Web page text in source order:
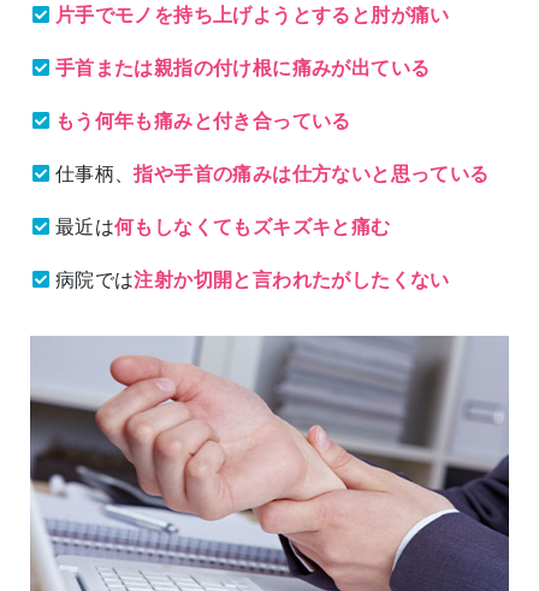
片手でモノを持ち上げようとすると肘が痛い
手首または親指の付け根に痛みが出ている
もう何年も痛みと付き合っている
仕事柄、指や手首の痛みは仕方ないと思っている
最近は何もしなくてもズキズキと痛む
病院では注射か切開と言われたがしたくない